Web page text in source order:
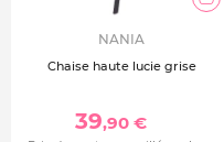
NANIA
Chaise haute lucie grise
39,90 €